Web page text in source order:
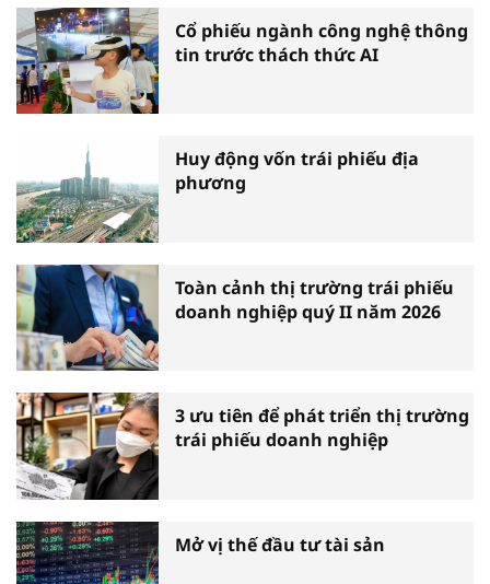
Cổ phiếu ngành công nghệ thông
tin trước thách thức AI
Huy động vốn trái phiếu địa
phương
Toàn cảnh thị trường trái phiếu
doanh nghiệp quý II năm 2026
3 ưu tiên để phát triển thị trường
trái phiếu doanh nghiệp
Mở vị thế đầu tư tài sản